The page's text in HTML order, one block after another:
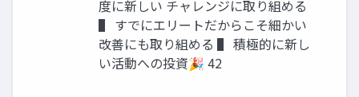
度に新しい チャレンジに取り組める
▌ すでにエリートだからこそ細かい
改善にも取り組める ▌ 積極的に新し
い活動への投資🎉 42